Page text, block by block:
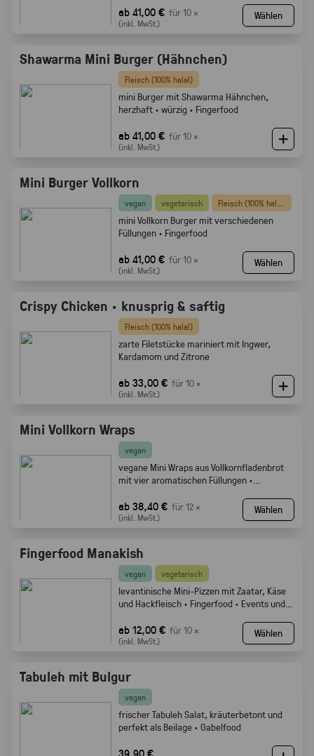
ab 41,00 € für 10 ×
(inkl. MwSt.)
Wählen
Shawarma Mini Burger (Hähnchen)
Fleisch (100% halal)
mini Burger mit Shawarma Hähnchen,
herzhaft · würzig · Fingerfood
ab 41,00 € für 10 ×
(inkl. MwSt.)
Mini Burger Vollkorn
vegan vegetarisch
mini Vollkorn Burger mit verschiedenen
Füllungen · Fingerfood
ab 41,00 € für 10 ×
(inkl. MwSt.)
Wählen
Crispy Chicken · knusprig & saftig
Fleisch (100% halal)
zarte Filetstücke mariniert mit Ingwer,
Kardamom und Zitrone
ab 33,00 € für 10 ×
(inkl. MwSt.)
Mini Vollkorn Wraps
vegan
vegane Mini Wraps aus Vollkornfladenbrot
mit vier aromatischen Füllungen ·
ab 38,40 € für 12 ×
(inkl. MwSt.)
Wählen
Fingerfood Manakish
vegan vegetarisch
levantinische Mini-Pizzen mit Zaatar, Käse
und Hackfleisch · Fingerfood · Events und
ab 12,00 € für 10 ×
(inkl. MwSt.)
Wählen
Tabuleh mit Bulgur
vegan
frischer Tabuleh Salat, kräuterbetont und
perfekt als Beilage · Gabelfood
39,90 €